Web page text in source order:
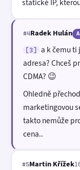
statické IP,
#4Radek Hulán
[3]
a k čemu ti
adresa? Chceš
CDMA? 😉
Ohledně
marketingovou
takto nemůže
cena..
#5Martin Křížek